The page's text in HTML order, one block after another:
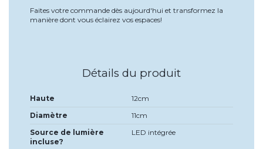
Faites votre commande dès aujourd'hui et transformez la
manière dont vous éclairez vos espaces!
Détails du produit
Haute
12cm
Diamètre
11cm
Source de lumière
incluse?
LED intégrée